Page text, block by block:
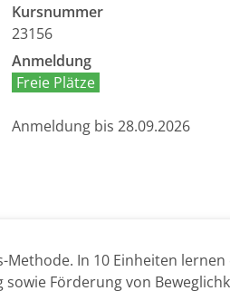
Kursnummer
23156
Anmeldung
Freie Plätze
Anmeldung bis 28.09.2026
In 10 Einheiten
Förderung von